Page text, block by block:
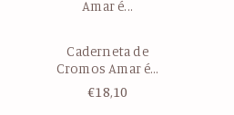
Caderneta de
Cromos Amar é…
€18,10